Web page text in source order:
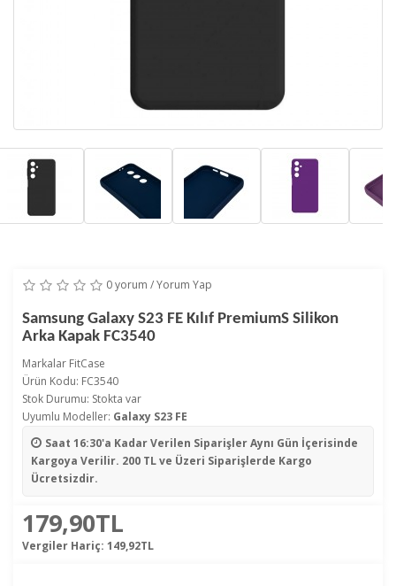
0 yorum /Yorum Yap
Samsung Galaxy S23 FE Kılıf PremiumS Silikon
Arka Kapak FC3540
Markalar FitCase
Ürün Kodu: FC3540
Stok Durumu: Stokta var
Uyumlu Modeller: Galaxy S23 FE
Saat 16:30'a Kadar Verilen SiparişlerAynı Gün İçerisinde
Kargoya Verilir. 200 TL ve Üzeri Siparişlerde Kargo
Ücretsizdir.
179,90TL
Vergiler Hariç: 149,92TL